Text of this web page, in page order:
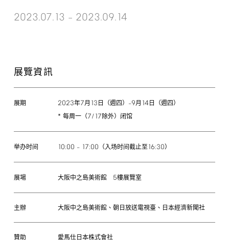
2023.07.13 – 2023.09.14
展覽資訊
展期 2023年7月 13 日（週四）–9月 14日（週四）
* 每周一（7/17除外）闭馆
举办时间 10:00 – 17:00 （入场时间截止至16:30）
展場 大阪中之島美術館 5樓展覽室
主辦 大阪中之島美術館、朝日放送電視臺、日本經濟新聞社
贊助 愛馬仕日本株式會社